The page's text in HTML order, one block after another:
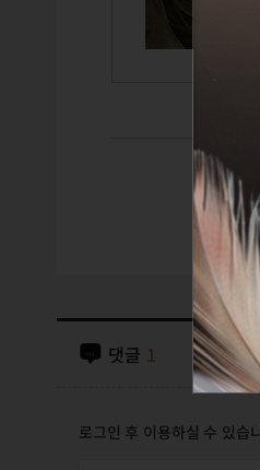
댓글 1
로그인 후 이용하실 수 있습